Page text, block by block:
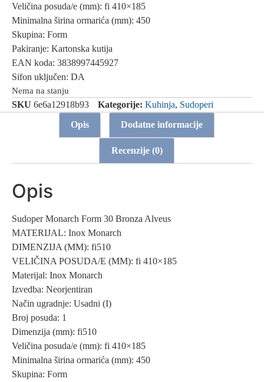
Veličina posuda/e (mm): fi 410×185
Minimalna širina ormarića (mm): 450
Skupina: Form
Pakiranje: Kartonska kutija
EAN koda: 3838997445927
Sifon uključen: DA
Nema na stanju
SKU 6e6a12918b93 Kategorije: Kuhinja, Sudoperi
Opis Dodatne informacije
Recenzije (0)
Opis
Sudoper Monarch Form 30 Bronza Alveus
MATERIJAL: Inox Monarch
DIMENZIJA (MM): fi510
VELIČINA POSUDA/E (MM): fi 410×185
Materijal: Inox Monarch
Izvedba: Neorjentiran
Način ugradnje: Usadni (I)
Broj posuda: 1
Dimenzija (mm): fi510
Veličina posuda/e (mm): fi 410×185
Minimalna širina ormarića (mm): 450
Skupina: Form